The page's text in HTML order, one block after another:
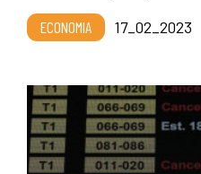
ECONOMIA 17_02_2023